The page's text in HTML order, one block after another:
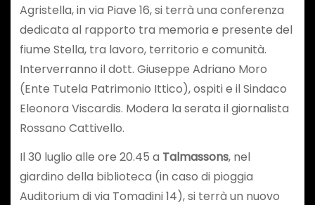
Agristella, in via Piave 16, si terrà una conferenza
dedicata al rapporto tra memoria e presente del
fiume Stella, tra lavoro, territorio e comunità.
Interverranno il dott. Giuseppe Adriano Moro
(Ente Tutela Patrimonio Ittico), ospiti e il Sindaco
Eleonora Viscardis. Modera la serata il giornalista
Rossano Cattivello.
Il 30 luglio alle ore 20.45 a Talmassons, nel
giardino della biblioteca (in caso di pioggia
Auditorium di via Tomadini 14), si terrà un nuovo